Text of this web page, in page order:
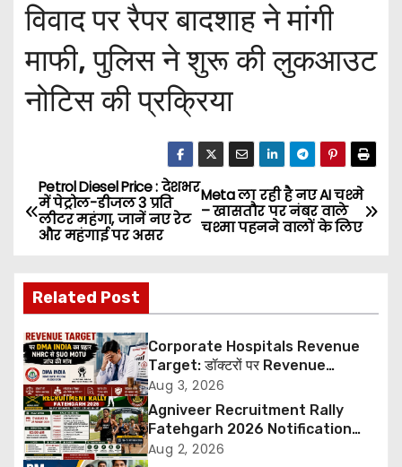
विवाद पर रैपर बादशाह ने मांगी
माफी, पुलिस ने शुरू की लुकआउट
नोटिस की प्रक्रिया
P
o
t
n
a
v
Meta ला रही है नए AI चश्मे
– खासतौर पर नंबर वाले
चश्मा पहनने वालों के लिए
Petrol Diesel Price : देशभर
में पेट्रोल-डीजल ₹3 प्रति
लीटर महंगा, जानें नए रेट
और महंगाई पर असर
Related Post
Corporate Hospitals Revenue
Target: डॉक्टरों पर Revenue
Targets थोपने के खिलाफ DMA India
का बड़ा कदम, NHRC से Suo Motu जांच
की मांग
Aug 3, 2026
Agniveer Recruitment Rally
Fatehgarh 2026 Notification
Out – Rajput Regimental Centre
Aug 2, 2026